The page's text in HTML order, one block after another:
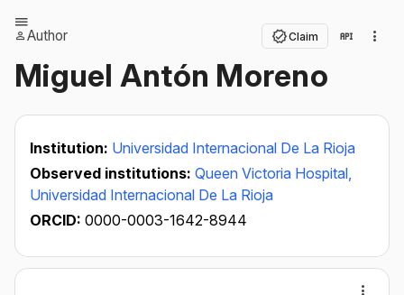
Author Claim
Miguel Antón Moreno
Institution: Universidad Internacional De La Rioja
Observed institutions: Queen Victoria Hospital,
Universidad Internacional De La Rioja
ORCID: 0000-0003-1642-8944